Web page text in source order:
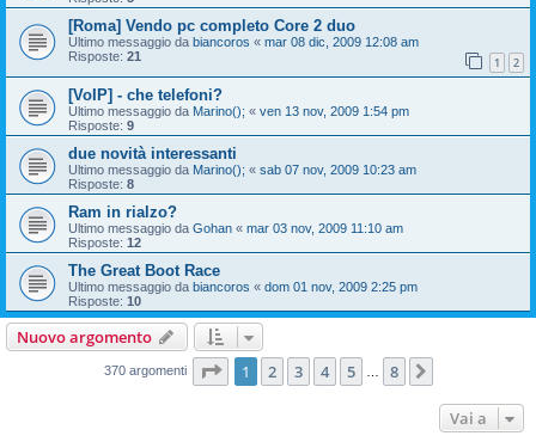
[Roma] Vendo pc completo Core 2 duo
Ultimo messaggio da biancoros « mar 08 dic, 2009 12:08 am
Risposte: 21 1 2
[VoIP] - che telefoni?
Ultimo messaggio da Marino(); « ven 13 nov, 2009 1:54 pm
Risposte: 9
due novità interessanti
Ultimo messaggio da Marino(); « sab 07 nov, 2009 10:23 am
Risposte: 8
Ram in rialzo?
Ultimo messaggio da Gohan « mar 03 nov, 2009 11:10 am
Risposte: 12
The Great Boot Race
Ultimo messaggio da biancoros « dom 01 nov, 2009 2:25 pm
Risposte: 10
Nuovo argomento
370 argomenti Pagina di
1 2 3 4 5 8
Vai a